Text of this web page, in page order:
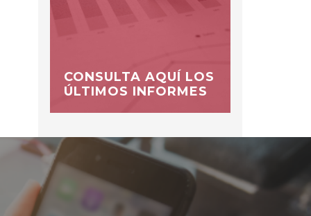
CONSULTA AQUÍ LOS
ÚLTIMOS INFORMES